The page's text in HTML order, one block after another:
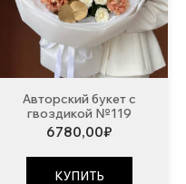
Авторский букет с
гвоздикой №119
6780,00₽
КУПИТЬ